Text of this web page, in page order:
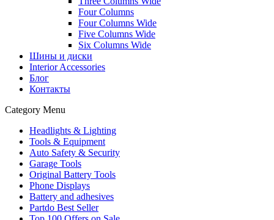
Four Columns
Four Columns Wide
Five Columns Wide
Six Columns Wide
Шины и диски
Interior Accessories
Блог
Контакты
Category Menu
Headlights & Lighting
Tools & Equipment
Auto Safety & Security
Garage Tools
Original Battery Tools
Phone Displays
Battery and adhesives
Partdo Best Seller